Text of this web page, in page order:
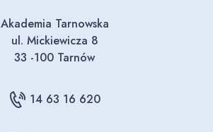
Akademia Tarnowska
ul. Mickiewicza 8
33 -100 Tarnów
14 63 16 620